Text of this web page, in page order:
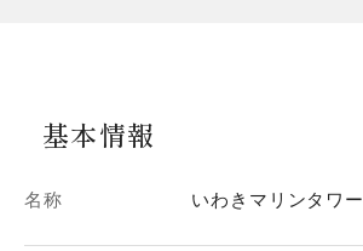
基本情報
名称 いわきマリンタワー